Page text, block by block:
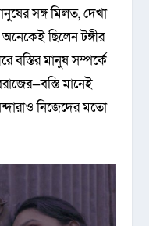
সঙ্গ মিলত, দেখা
অনেকেই ছিলেন টঙ্গীর
বস্তির মানুষ সম্পর্কে
মানেই
নিজেদের মতো